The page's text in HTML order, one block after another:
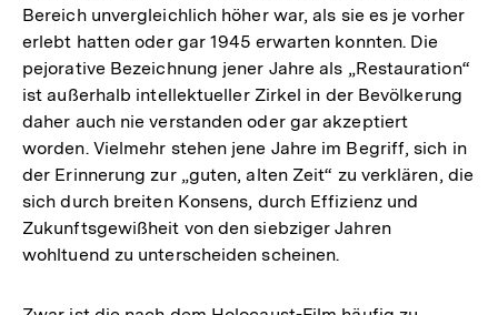
Bereich unvergleichlich höher war, als sie es je vorher
erlebt hatten oder gar 1945 erwarten konnten. Die
pejorative Bezeichnung jener Jahre als „Restauration“
ist außerhalb intellektueller Zirkel in der Bevölkerung
daher auch nie verstanden oder gar akzeptiert
worden. Vielmehr stehen jene Jahre im Begriff, sich in
der Erinnerung zur „guten, alten Zeit“ zu verklären, die
sich durch breiten Konsens, durch Effizienz und
Zukunftsgewißheit von den siebziger Jahren
wohltuend zu unterscheiden scheinen.